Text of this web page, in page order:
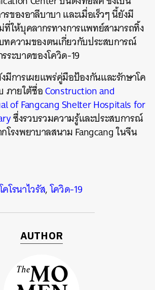
ของอาลีบาบาและเมื่อเร็วๆนี้ยังมี
ที่ให้บุคลากรทางการแพทย์สามารถทิ้ง
ทความของตนเกี่ยวกับประสบการณ์
ระบาดของโควิด-19
มีการเผยแพร่คู่มือป้องกันและรักษาโค
ภายใต้ชื่อConstruction and
of Fangcang Shelter Hospitals for
ซึ่งรวบรวมความรู้และประสบการณ์
โรงพยาบาลสนามFangcangในจีน
คโรนาไวรัส,โควิด-19
AUTHOR
TWEET LINE EMAIL